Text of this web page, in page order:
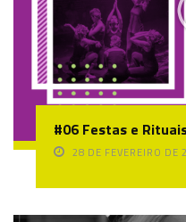
#06 Festas e
28 DE FEVEREIRO DE